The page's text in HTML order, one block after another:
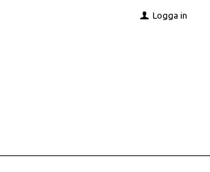
Logga in